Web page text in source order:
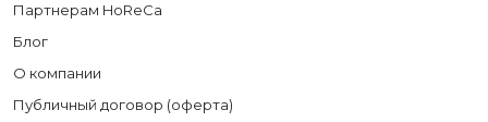
Партнерам HoReCa
Блог
О компании
Публичный договор (оферта)